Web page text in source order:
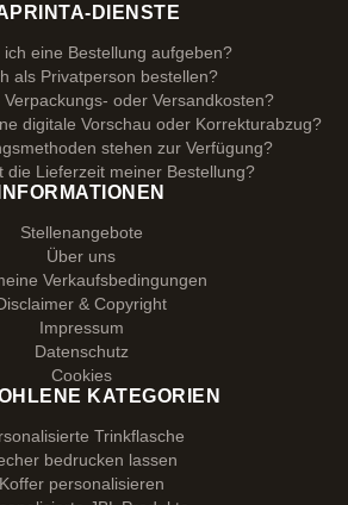
DIENSTE
ich eine Bestellung aufgeben?
als Privatperson bestellen?
oder Versandkosten?
digitale Vorschau oder Korrekturabzug?
stehen zur Verfügung?
die Lieferzeit meiner Bestellung?
INFORMATIONEN
Stellenangebote
Über uns
Verkaufsbedingungen
& Copyright
Impressum
Datenschutz
Cookies
KATEGORIEN
Trinkflasche
bedrucken lassen
Koffer personalisieren